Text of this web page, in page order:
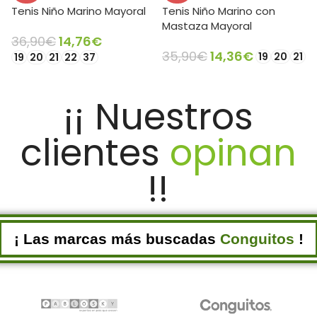
Tenis Niño Marino Mayoral
36,90€14,76€
19 20 21 22 37
Tenis Niño Marino con
Mastaza Mayoral
35,90€14,36€ 19 20 21
¡¡ Nuestros
clientes opinan
!!
¡ Las marcas más buscadas Conguitos !